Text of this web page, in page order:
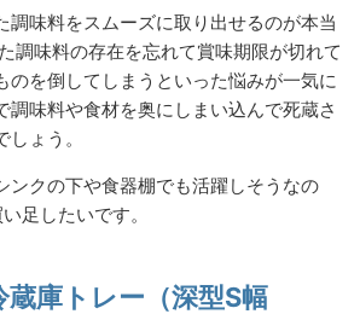
調味料をスムーズに取り出せるのが本当
調味料の存在を忘れて賞味期限が切れて
のを倒してしまうといった悩みが一気に
調味料や食材を奥にしまい込んで死蔵さ
ょう。
ンクの下や食器棚でも活躍しそうなの
足したいです。
蔵庫トレー（深型S幅